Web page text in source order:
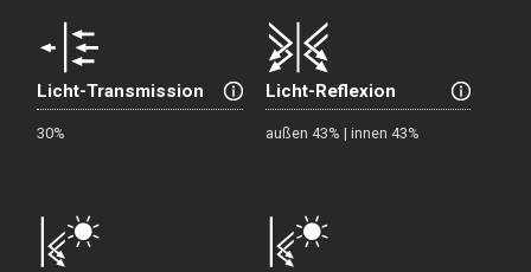
Licht-Transmission
30%
Licht-Reflexion
außen 43% | innen 43%